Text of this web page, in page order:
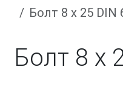
Болт 8 х 25
Болт 8 х